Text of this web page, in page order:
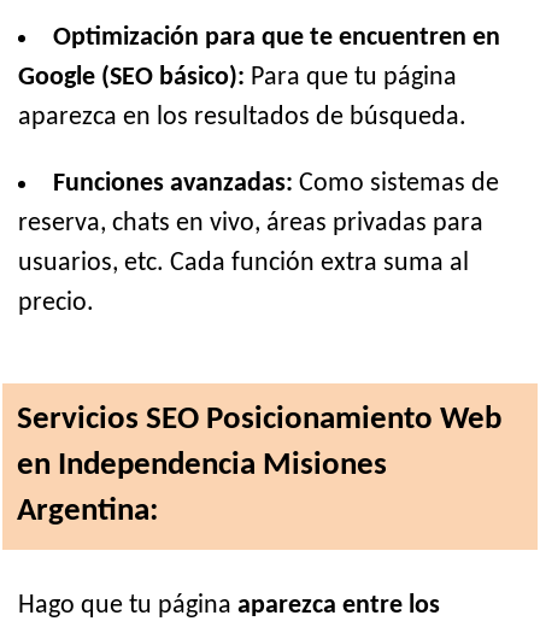
Optimización para que te encuentren en
Google (SEO básico): Para que tu página
aparezca en los resultados de búsqueda.
Funciones avanzadas: Como sistemas de
reserva, chats en vivo, áreas privadas para
usuarios, etc. Cada función extra suma al
precio.
Servicios SEO Posicionamiento Web
en Independencia Misiones
Argentina:
Hago que tu página aparezca entre los